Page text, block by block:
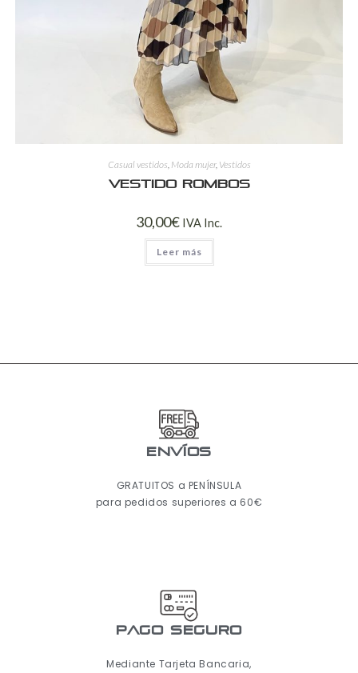
Casual vestidos Moda mujer, Vestidos
Vestido rombos
30,00€ IVA Inc.
Leer más
ENVÍOS
GRATUITOS a PENÍNSULA
para pedidos superiores a 60€
pago seguro
Mediante Tarjeta Bancaria,